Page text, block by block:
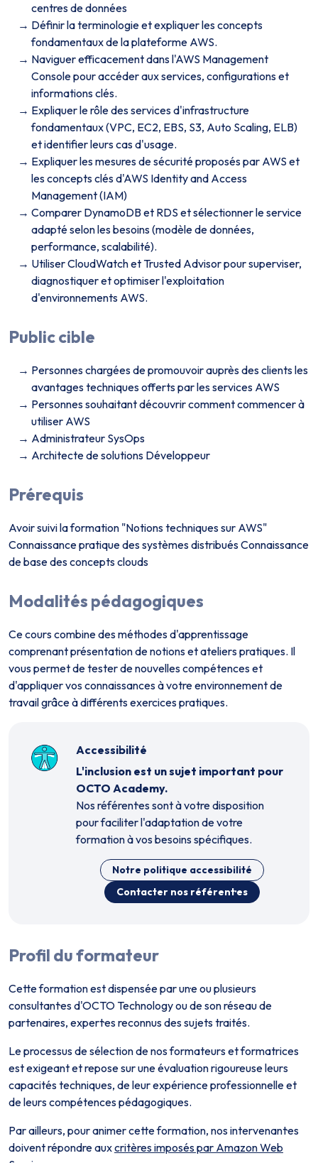
centres de données
Définir la terminologie et expliquer les concepts
fondamentaux de la plateforme AWS.
Naviguer efficacement dans l'AWS Management
Console pour accéder aux services, configurations et
informations clés.
Expliquer le rôle des services d'infrastructure
fondamentaux (VPC, EC2, EBS, S3, Auto Scaling, ELB)
et identifier leurs cas d'usage.
Expliquer les mesures de sécurité proposés par AWS et
les concepts clés d'AWS Identity and Access
Management (IAM)
Comparer DynamoDB et RDS et sélectionner le service
adapté selon les besoins (modèle de données,
performance, scalabilité).
Utiliser CloudWatch et Trusted Advisor pour superviser,
diagnostiquer et optimiser l'exploitation
d'environnements AWS.
Public cible
Personnes chargées de promouvoir auprès des clients les
avantages techniques offerts par les services AWS
Personnes souhaitant découvrir comment commencer à
utiliser AWS
Administrateur SysOps
Architecte de solutions Développeur
Prérequis
Avoir suivi la formation "Notions techniques sur AWS"
Connaissance pratique des systèmes distribués Connaissance
de base des concepts clouds
Modalités pédagogiques
Ce cours combine des méthodes d'apprentissage
comprenant présentation de notions et ateliers pratiques. Il
vous permet de tester de nouvelles compétences et
d'appliquer vos connaissances à votre environnement de
travail grâce à différents exercices pratiques.
Accessibilité
L'inclusion est un sujet important pour
OCTO Academy.
Nos référent·es sont à votre disposition
pour faciliter l'adaptation de votre
formation à vos besoins spécifiques.
Notre politique accessibilité
Contacter nos référent·es
Profil du formateur
Cette formation est dispensée par un·e ou plusieurs
consultant·es d'OCTO Technology ou de son réseau de
partenaires, expert·es reconnus des sujets traités.
Le processus de sélection de nos formateurs et formatrices
est exigeant et repose sur une évaluation rigoureuse leurs
capacités techniques, de leur expérience professionnelle et
de leurs compétences pédagogiques.
Par ailleurs, pour animer cette formation, nos intervenant·es
doivent répondre auxcritères imposés par Amazon Web